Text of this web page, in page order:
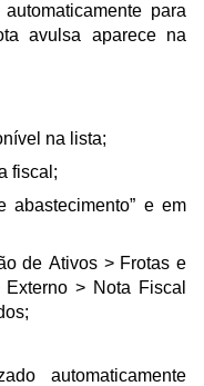
para
avulsa aparece na
na lista;
fiscal;
abastecimento” e em
de Ativos > Frotas e
> Nota Fiscal
automaticamente